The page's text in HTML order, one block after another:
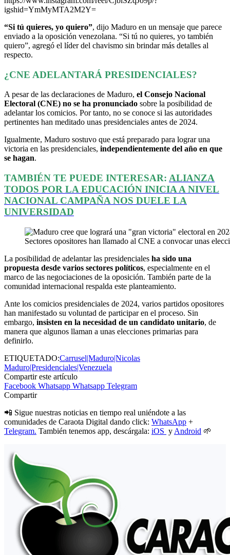
igshid=YmMyMTA2M2Y=
“Si tú quieres, yo quiero”, dijo Maduro en un mensaje que parece
enviado a la oposición venezolana. “Si tú no quieres, yo también
quiero”, agregó el líder del chavismo sin brindar más detalles al
respecto.
¿CNE ADELANTARÁ PRESIDENCIALES?
A pesar de las declaraciones de Maduro, el Consejo Nacional
Electoral (CNE) no se ha pronunciado sobre la posibilidad de
adelantar los comicios. Por tanto, no se conoce si las autoridades
pertinentes han meditado unas presidenciales antes de 2024.
Igualmente, Maduro sostuvo que está preparado para lograr una
victoria en las presidenciales, independientemente del año en que
se hagan.
TAMBIÉN TE PUEDE INTERESAR: ALIANZA
TODOS POR LA EDUCACIÓN INICIA A NIVEL
NACIONAL CAMPAÑA NOS DUELE LA
UNIVERSIDAD
Sectores opositores han llamado al CNE a convocar unas
La posibilidad de adelantar las presidenciales ha sido una
propuesta desde varios sectores políticos, especialmente en el
marco de las negociaciones de la oposición. También parte de la
comunidad internacional respalda este planteamiento.
Ante los comicios presidenciales de 2024, varios partidos opositores
han manifestado su voluntad de participar en el proceso. Sin
embargo, insisten en la necesidad de un candidato unitario, de
manera que algunos llaman a unas elecciones primarias para
definirlo.
ETIQUETADO:Carrusel|Maduro|Nicolas
Maduro|Presidenciales|Venezuela
Compartir este artículo
Facebook Whatsapp Whatsapp Telegram
Compartir
📲 Sigue nuestras noticias en tiempo real uniéndote a las
comunidades de Caraota Digital dando click: WhatsApp +
Telegram. También tenemos app, descárgala: iOS y Android 🌱